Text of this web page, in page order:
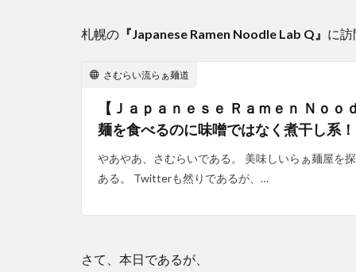
札幌の 『Japanese Ramen Noodle Lab Q』 に
さむらい流らぁ麺道
【Ｊａｐａｎｅｓｅ Ｒａｍｅｎ Ｎｏ
麺を食べるのに味噌ではなく煮干し系
やあやあ、さむらいである。 美味しいらぁ麺屋を
ある。 Twitterも然りであるが、…
さて、本日であるが、